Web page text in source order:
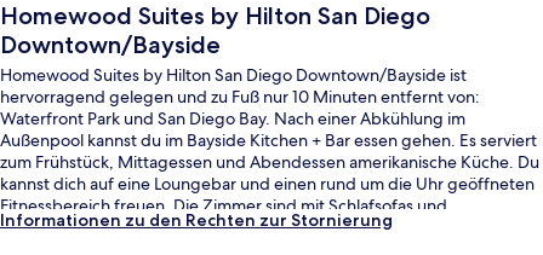
Homewood Suites by Hilton San Diego
Downtown/Bayside
Homewood Suites by Hilton San Diego Downtown/Bayside ist
hervorragend gelegen und zu Fuß nur 10 Minuten entfernt von:
Waterfront Park und San Diego Bay. Nach einer Abkühlung im
Außenpool kannst du im Bayside Kitchen + Bar essen gehen. Es serviert
zum Frühstück, Mittagessen und Abendessen amerikanische Küche. Du
kannst dich auf eine Loungebar und einen rund um die Uhr geöffneten
Fitnessbereich freuen. Die Zimmer sind mit Schlafsofas und
Kühlschränken versehen. Anderen Reisenden gefallen das hilfsbereite
Informationen zu den Rechten zur Stornierung